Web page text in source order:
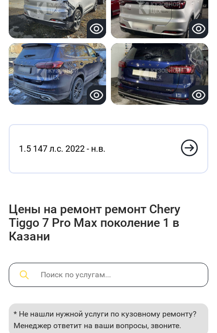
1.5 147 л.с. 2022 - н.в.
Цены на ремонт ремонт Chery
Tiggo 7 Pro Max поколение 1 в
Казани
* Не нашли нужной услуги по кузовному ремонту?
Менеджер ответит на ваши вопросы, звоните.